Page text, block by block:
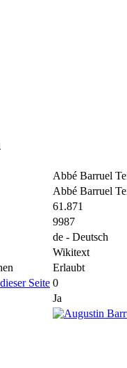
Abbé Barruel
Abbé Barruel
61.871
9987
de - Deutsch
Wikitext
Erlaubt
Seite 0
Ja